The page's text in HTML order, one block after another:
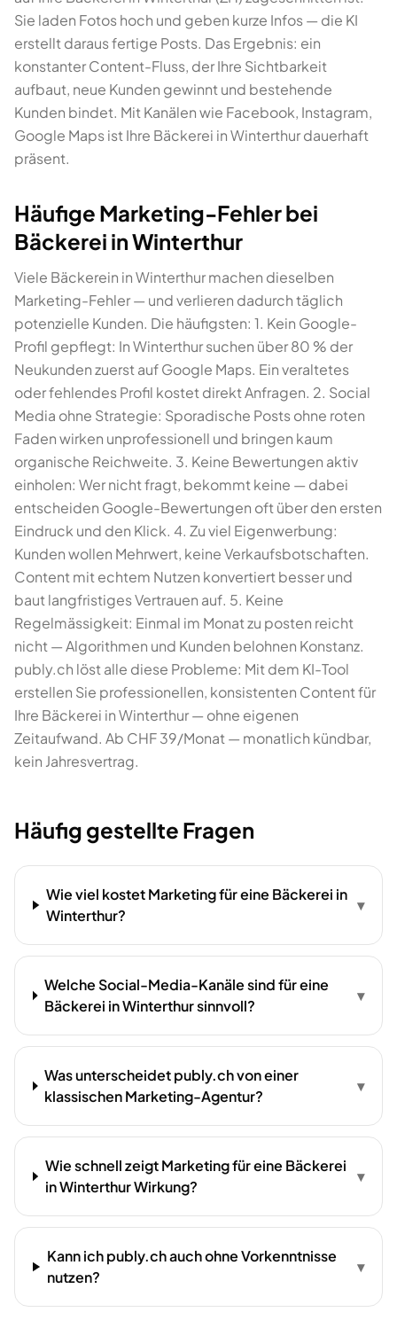
Sie laden Fotos hoch und geben kurze Infos — die KI
erstellt daraus fertige Posts. Das Ergebnis: ein
konstanter Content-Fluss, der Ihre Sichtbarkeit
aufbaut, neue Kunden gewinnt und bestehende
Kunden bindet. Mit Kanälen wie Facebook, Instagram,
Google Maps ist Ihre Bäckerei in Winterthur dauerhaft
präsent.
Häufige Marketing-Fehler bei
Bäckerei in Winterthur
Viele Bäckerein in Winterthur machen dieselben
Marketing-Fehler — und verlieren dadurch täglich
potenzielle Kunden. Die häufigsten: 1. Kein Google-
Profil gepflegt: In Winterthur suchen über 80 % der
Neukunden zuerst auf Google Maps. Ein veraltetes
oder fehlendes Profil kostet direkt Anfragen. 2. Social
Media ohne Strategie: Sporadische Posts ohne roten
Faden wirken unprofessionell und bringen kaum
organische Reichweite. 3. Keine Bewertungen aktiv
einholen: Wer nicht fragt, bekommt keine — dabei
entscheiden Google-Bewertungen oft über den ersten
Eindruck und den Klick. 4. Zu viel Eigenwerbung:
Kunden wollen Mehrwert, keine Verkaufsbotschaften.
Content mit echtem Nutzen konvertiert besser und
baut langfristiges Vertrauen auf. 5. Keine
Regelmässigkeit: Einmal im Monat zu posten reicht
nicht — Algorithmen und Kunden belohnen Konstanz.
publy.ch löst alle diese Probleme: Mit dem KI-Tool
erstellen Sie professionellen, konsistenten Content für
Ihre Bäckerei in Winterthur — ohne eigenen
Zeitaufwand. Ab CHF 39/Monat — monatlich kündbar,
kein Jahresvertrag.
Häufig gestellte Fragen
Wie viel kostet Marketing für eine Bäckerei in
Winterthur?
▾
Welche Social-Media-Kanäle sind für eine
Bäckerei in Winterthur sinnvoll?
▾
Was unterscheidet publy.ch von einer
klassischen Marketing-Agentur?
▾
Wie schnell zeigt Marketing für eine Bäckerei
in Winterthur Wirkung?
▾
Kann ich publy.ch auch ohne Vorkenntnisse
nutzen?
▾